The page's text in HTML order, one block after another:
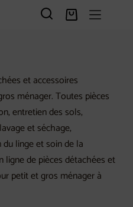
Panier
et accessoires
ménager. Toutes pièces
entretien des sols,
et séchage,
linge et soin de la
ligne de pièces détachées et
petit et gros ménager à